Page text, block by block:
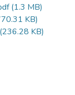
(1.3 MB)
KB)
KB)